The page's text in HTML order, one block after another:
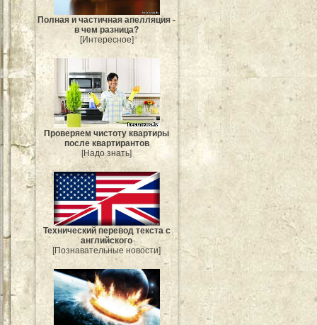
Полная и частичная апелляция -
в чем разница?
[Интересное]
Проверяем чистоту квартиры
после квартирантов
[Надо знать]
Технический перевод текста с
английского
[Познавательные новости]